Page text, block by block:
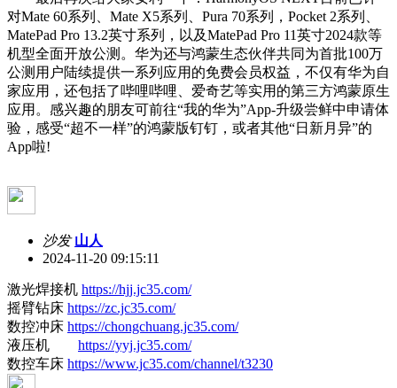
对Mate 60系列、Mate X5系列、Pura 70系列，Pocket 2系列、
MatePad Pro 13.2英寸系列，以及MatePad Pro 11英寸2024款等
机型全面开放公测。华为还与鸿蒙生态伙伴共同为首批100万
公测用户陆续提供一系列应用的免费会员权益，不仅有华为自
家应用，还包括了哔哩哔哩、爱奇艺等实用的第三方鸿蒙原生
应用。感兴趣的朋友可前往“我的华为”App-升级尝鲜中申请体
验，感受“超不一样”的鸿蒙版钉钉，或者其他“日新月异”的
App啦!
沙发 山人
2024-11-20 09:15:11
激光焊接机 https://hjj.jc35.com/
摇臂钻床 https://zc.jc35.com/
数控冲床 https://chongchuang.jc35.com/
液压机 https://yyj.jc35.com/
数控车床 https://www.jc35.com/channel/t3230